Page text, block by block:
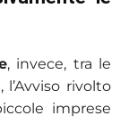
, invece, tra le
, l’Avviso rivolto
imprese